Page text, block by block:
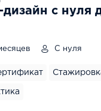
дизайн с нуля
С нуля